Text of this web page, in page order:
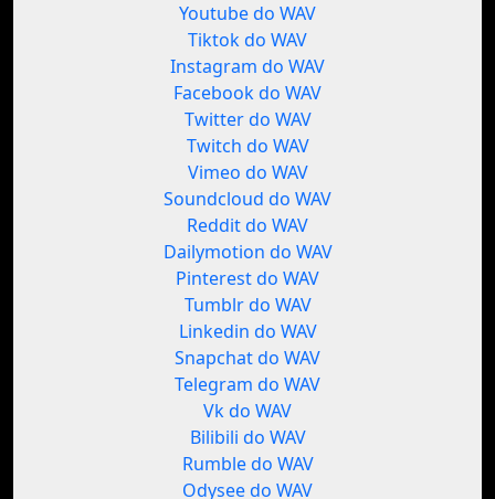
Youtube do WAV
Tiktok do WAV
Instagram do WAV
Facebook do WAV
Twitter do WAV
Twitch do WAV
Vimeo do WAV
Soundcloud do WAV
Reddit do WAV
Dailymotion do WAV
Pinterest do WAV
Tumblr do WAV
Linkedin do WAV
Snapchat do WAV
Telegram do WAV
Vk do WAV
Bilibili do WAV
Rumble do WAV
Odysee do WAV